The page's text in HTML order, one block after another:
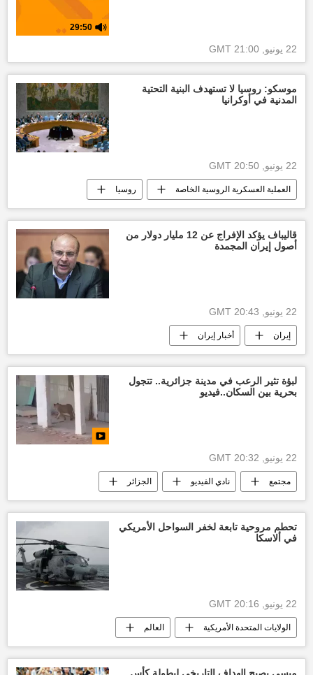
29:50
22 يونيو, 21:00 GMT
موسكو: روسيا لا تستهدف البنية التحتية
المدنية في أوكرانيا
22 يونيو, 20:50 GMT
العملية العسكرية الروسية الخاصة روسيا
أخبار أوكرانيا
قاليباف يؤكد الإفراج عن 12 مليار دولار من
أصول إيران المجمدة
22 يونيو, 20:43 GMT
إيران أخبار إيران
الولايات المتحدة الأمريكية دونالد ترامب
أخبار العالم الآن العالم
لبؤة تثير الرعب في مدينة جزائرية.. تتجول
بحرية بين السكان..فيديو
22 يونيو, 20:32 GMT
مجتمع نادي الفيديو الجزائر
العالم أخبار العالم الآن
تحطم مروحية تابعة لخفر السواحل الأمريكي
في ألاسكا
22 يونيو, 20:16 GMT
الولايات المتحدة الأمريكية العالم
أخبار العالم الآن